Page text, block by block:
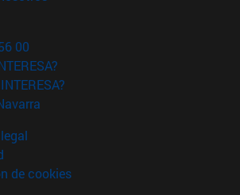
00
de cookies